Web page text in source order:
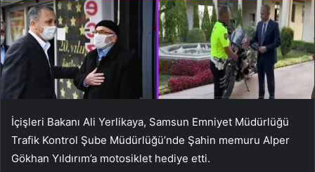
İçişleri Bakanı Ali Yerlikaya, Samsun Emniyet Müdürlüğü
Trafik Kontrol Şube Müdürlüğü’nde Şahin memuru Alper
Gökhan Yıldırım’a motosiklet hediye etti.